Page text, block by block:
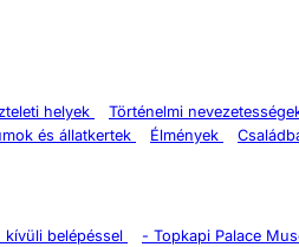
helyek Történelmi
és állatkertek Élmények
belépéssel - Topkapi Palace